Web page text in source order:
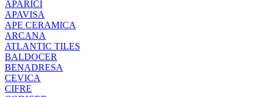
APARICI
APAVISA
APE CERAMICA
ARCANA
ATLANTIC TILES
BALDOCER
BENADRESA
CEVICA
CIFRE